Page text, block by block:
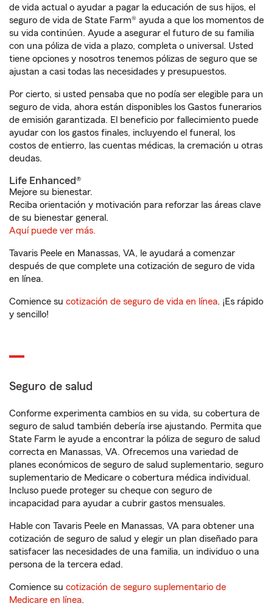
de vida actual o ayudar a pagar la educación de sus hijos, el
seguro de vida de State Farm® ayuda a que los momentos de
su vida continúen. Ayude a asegurar el futuro de su familia
con una póliza de vida a plazo, completa o universal. Usted
tiene opciones y nosotros tenemos pólizas de seguro que se
ajustan a casi todas las necesidades y presupuestos.
Por cierto, si usted pensaba que no podía ser elegible para un
seguro de vida, ahora están disponibles los Gastos funerarios
de emisión garantizada. El beneficio por fallecimiento puede
ayudar con los gastos finales, incluyendo el funeral, los
costos de entierro, las cuentas médicas, la cremación u otras
deudas.
Life Enhanced®
Mejore su bienestar.
Reciba orientación y motivación para reforzar las áreas clave
de su bienestar general.
Aquí puede ver más.
Tavaris Peele en Manassas, VA, le ayudará a comenzar
después de que complete una cotización de seguro de vida
en línea.
Comience su cotización de seguro de vida en línea. ¡Es rápido
y sencillo!
Seguro de salud
Conforme experimenta cambios en su vida, su cobertura de
seguro de salud también debería irse ajustando. Permita que
State Farm le ayude a encontrar la póliza de seguro de salud
correcta en Manassas, VA. Ofrecemos una variedad de
planes económicos de seguro de salud suplementario, seguro
suplementario de Medicare o cobertura médica individual.
Incluso puede proteger su cheque con seguro de
incapacidad para ayudar a cubrir gastos mensuales.
Hable con Tavaris Peele en Manassas, VA para obtener una
cotización de seguro de salud y elegir un plan diseñado para
satisfacer las necesidades de una familia, un individuo o una
persona de la tercera edad.
Comience su cotización de seguro suplementario de
Medicare en línea.